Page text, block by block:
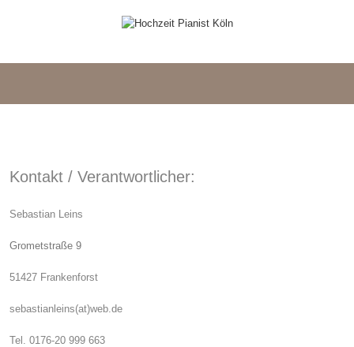
Kontakt / Verantwortlicher:
Sebastian Leins
Grometstraße 9
51427 Frankenforst
sebastianleins(at)web.de
Tel. 0176-20 999 663